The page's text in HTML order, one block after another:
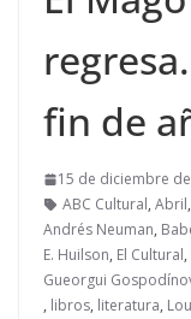
fin de
15 de diciembre
ABC Cultural, Abril,
Andrés Neuman,
E. Huilson, El Cultural,
Gueorgui
, libros, literatura,